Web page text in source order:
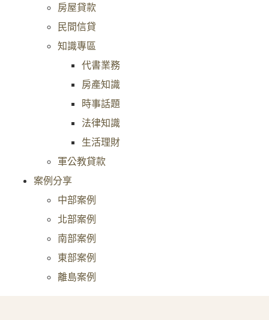
房屋貸款
民間信貸
知識專區
代書業務
房產知識
時事話題
法律知識
生活理財
軍公教貸款
案例分享
中部案例
北部案例
南部案例
東部案例
離島案例